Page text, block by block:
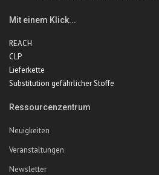
Mit einem Klick...
REACH
CLP
Lieferkette
Substitution gefährlicher Stoffe
Ressourcenzentrum
Neuigkeiten
Veranstaltungen
Newsletter